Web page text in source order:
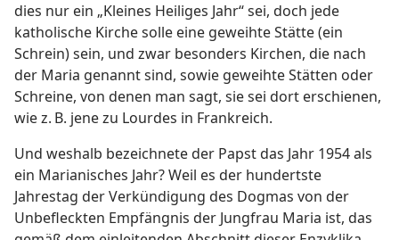
dies nur ein „Kleines Heiliges Jahr“ sei, doch jede
katholische Kirche solle eine geweihte Stätte (ein
Schrein) sein, und zwar besonders Kirchen, die nach
der Maria genannt sind, sowie geweihte Stätten oder
Schreine, von denen man sagt, sie sei dort erschienen,
wie z. B. jene zu Lourdes in Frankreich.
Und weshalb bezeichnete der Papst das Jahr 1954 als
ein Marianisches Jahr? Weil es der hundertste
Jahrestag der Verkündigung des Dogmas von der
Unbefleckten Empfängnis der Jungfrau Maria ist, das